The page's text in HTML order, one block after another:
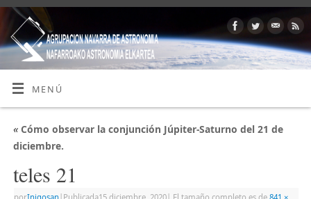
MENÚ
«Cómo observar la conjunción Júpiter-Saturno del 21 de
diciembre.
teles 21